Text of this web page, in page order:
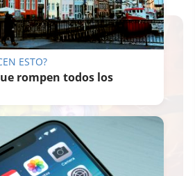
ESTO?
rompen todos los